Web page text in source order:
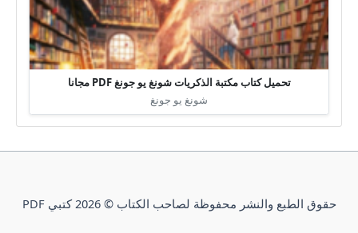
تحميل كتاب مكتبة الذكريات شونغ يو جونغ PDF مجانا
شونغ يو جونغ
حقوق الطبع والنشر محفوظة لصاحب الكتاب © 2026 كتبي PDF